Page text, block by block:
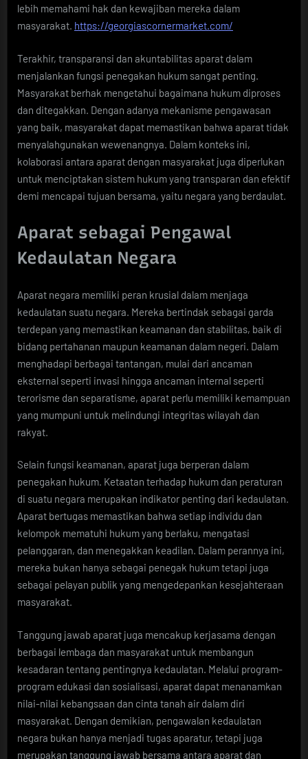
lebih memahami hak dan kewajiban mereka dalam
masyarakat. https://georgiascornermarket.com/
Terakhir, transparansi dan akuntabilitas aparat dalam
menjalankan fungsi penegakan hukum sangat penting.
Masyarakat berhak mengetahui bagaimana hukum diproses
dan ditegakkan. Dengan adanya mekanisme pengawasan
yang baik, masyarakat dapat memastikan bahwa aparat tidak
menyalahgunakan wewenangnya. Dalam konteks ini,
kolaborasi antara aparat dengan masyarakat juga diperlukan
untuk menciptakan sistem hukum yang transparan dan efektif
demi mencapai tujuan bersama, yaitu negara yang berdaulat.
Aparat sebagai Pengawal
Kedaulatan Negara
Aparat negara memiliki peran krusial dalam menjaga
kedaulatan suatu negara. Mereka bertindak sebagai garda
terdepan yang memastikan keamanan dan stabilitas, baik di
bidang pertahanan maupun keamanan dalam negeri. Dalam
menghadapi berbagai tantangan, mulai dari ancaman
eksternal seperti invasi hingga ancaman internal seperti
terorisme dan separatisme, aparat perlu memiliki kemampuan
yang mumpuni untuk melindungi integritas wilayah dan
rakyat.
Selain fungsi keamanan, aparat juga berperan dalam
penegakan hukum. Ketaatan terhadap hukum dan peraturan
di suatu negara merupakan indikator penting dari kedaulatan.
Aparat bertugas memastikan bahwa setiap individu dan
kelompok mematuhi hukum yang berlaku, mengatasi
pelanggaran, dan menegakkan keadilan. Dalam perannya ini,
mereka bukan hanya sebagai penegak hukum tetapi juga
sebagai pelayan publik yang mengedepankan kesejahteraan
masyarakat.
Tanggung jawab aparat juga mencakup kerjasama dengan
berbagai lembaga dan masyarakat untuk membangun
kesadaran tentang pentingnya kedaulatan. Melalui program-
program edukasi dan sosialisasi, aparat dapat menanamkan
nilai-nilai kebangsaan dan cinta tanah air dalam diri
masyarakat. Dengan demikian, pengawalan kedaulatan
negara bukan hanya menjadi tugas aparatur, tetapi juga
merupakan tanggung jawab bersama antara aparat dan